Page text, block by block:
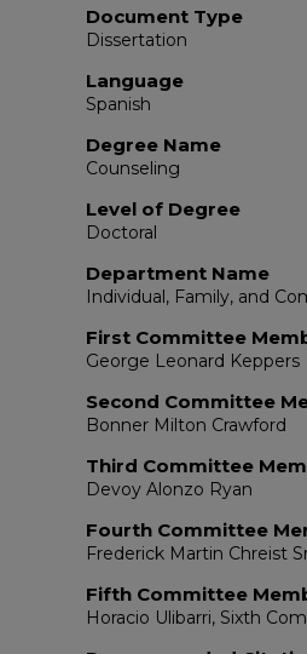
Document Type
Dissertation
Language
Spanish
Degree Name
Counseling
Level of Degree
Doctoral
Department Name
Individual, Family, and
First Committee
George Leonard Keppers
Second Committee
Bonner Milton Crawford
Third Committee
Devoy Alonzo Ryan
Fourth Committee
Frederick Martin Chreist
Fifth Committee
Horacio Ulibarri, Sixth